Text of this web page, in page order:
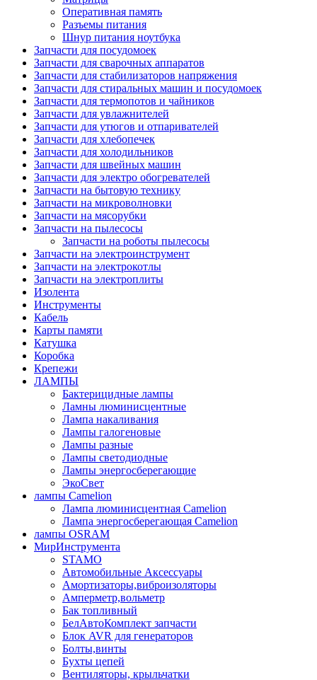
Оперативная память
Разъемы питания
Шнур питания ноутбука
Запчасти для посудомоек
Запчасти для сварочных аппаратов
Запчасти для стабилизаторов напряжения
Запчасти для стиральных машин и посудомоек
Запчасти для термопотов и чайников
Запчасти для увлажнителей
Запчасти для утюгов и отпаривателей
Запчасти для хлебопечек
Запчасти для холодильников
Запчасти для швейных машин
Запчасти для электро обогревателей
Запчасти на бытовую технику
Запчасти на микроволновки
Запчасти на мясорубки
Запчасти на пылесосы
Запчасти на роботы пылесосы
Запчасти на электроинструмент
Запчасти на электрокотлы
Запчасти на электроплиты
Изолента
Инструменты
Кабель
Карты памяти
Катушка
Коробка
Крепежи
ЛАМПЫ
Бактерицидные лампы
Ламны люминисцентные
Лампа накаливания
Лампы галогеновые
Лампы разные
Лампы светодиодные
Лампы энергосберегающие
ЭкоСвет
лампы Camelion
Лампа люминисцентная Сamelion
Лампа энергосберегающая Сamelion
лампы OSRAM
МирИнструмента
STAMO
Автомобильные Аксессуары
Амортизаторы,виброизоляторы
Амперметр,вольметр
Бак топливный
БелАвтоКомплект запчасти
Блок AVR для генераторов
Болты,винты
Бухты цепей
Вентиляторы, крыльчатки